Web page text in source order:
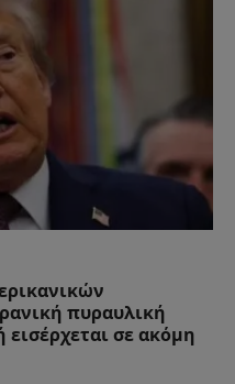
πυραυλική
σε ακόμη